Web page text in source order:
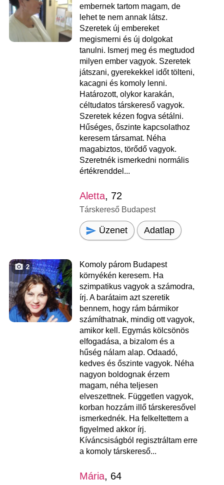
embernek tartom magam, de
lehet te nem annak látsz.
Szeretek új embereket
megismerni és új dolgokat
tanulni. Ismerj meg és megtudod
milyen ember vagyok. Szeretek
játszani, gyerekekkel időt tölteni,
kacagni és komoly lenni.
Határozott, olykor karakán,
céltudatos társkereső vagyok.
Szeretek kézen fogva sétálni.
Hűséges, őszinte kapcsolathoz
keresem társamat. Néha
magabiztos, törődő vagyok.
Szeretnék ismerkedni normális
értékrenddel...
Aletta, 72
Társkereső Budapest
Üzenet Adatlap
2
Komoly párom Budapest
környékén keresem. Ha
szimpatikus vagyok a számodra,
írj. A barátaim azt szeretik
bennem, hogy rám bármikor
számíthatnak, mindig ott vagyok,
amikor kell. Egymás kölcsönös
elfogadása, a bizalom és a
hűség nálam alap. Odaadó,
kedves és őszinte vagyok. Néha
nagyon boldognak érzem
magam, néha teljesen
elveszettnek. Független vagyok,
korban hozzám illő társkeresővel
ismerkednék. Ha felkeltettem a
figyelmed akkor írj.
Kíváncsiságból regisztráltam erre
a komoly társkereső...
Mária, 64